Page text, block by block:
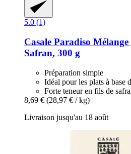
5.0 (1)
Casale Paradiso
Safran, 300 g
Préparation simple
Idéal pour les plats à base
Forte teneur en fils de
8,69 € (28,97 € / kg)
Livraison jusqu'au 18 août